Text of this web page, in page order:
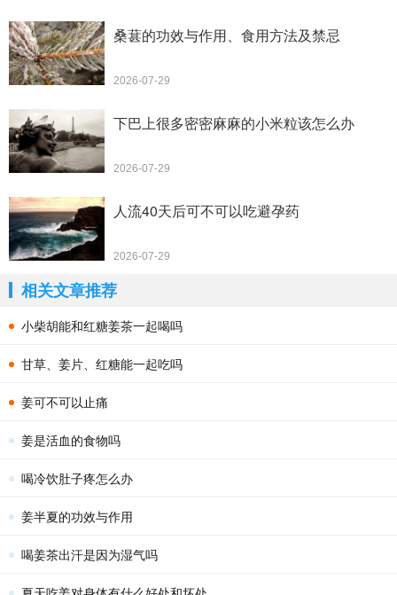
桑葚的功效与作用、食用方法及禁忌
2026-07-29
下巴上很多密密麻麻的小米粒该怎么办
2026-07-29
人流40天后可不可以吃避孕药
2026-07-29
相关文章推荐
小柴胡能和红糖姜茶一起喝吗
甘草、姜片、红糖能一起吃吗
姜可不可以止痛
姜是活血的食物吗
喝冷饮肚子疼怎么办
姜半夏的功效与作用
喝姜茶出汗是因为湿气吗